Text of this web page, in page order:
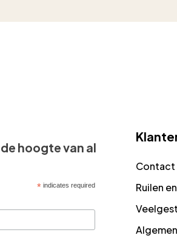
hoogte van al
* indicates required
Contact
Ruilen